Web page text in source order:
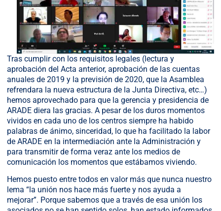
Tras cumplir con los requisitos legales (lectura y
aprobación del Acta anterior, aprobación de las cuentas
anuales de 2019 y la previsión de 2020, que la Asamblea
refrendara la nueva estructura de la Junta Directiva, etc…)
hemos aprovechado para que la gerencia y presidencia de
ARADE diera las gracias. A pesar de los duros momentos
vividos en cada uno de los centros siempre ha habido
palabras de ánimo, sinceridad, lo que ha facilitado la labor
de ARADE en la intermediación ante la Administración y
para transmitir de forma veraz ante los medios de
comunicación los momentos que estábamos viviendo.
Hemos puesto entre todos en valor más que nunca nuestro
lema “la unión nos hace más fuerte y nos ayuda a
mejorar”. Porque sabemos que a través de esa unión los